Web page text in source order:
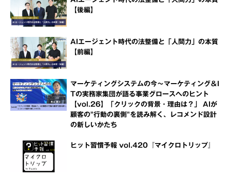
【後編】
AIエージェント時代の法整備と「人間力」の本質
【前編】
マーケティングシステムの今～マーケティング＆I
Tの実務家集団が語る事業グロースへのヒント
【vol.26】「クリックの背景・理由は？」 AIが
顧客の"行動の裏側"を読み解く、レコメンド設計
の新しいかたち
ヒット習慣予報 vol.420『マイクロトリップ』